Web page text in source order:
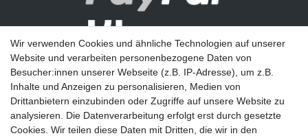
Newsletter
Wir verwenden Cookies und ähnliche Technologien auf unserer
Website und verarbeiten personenbezogene Daten von
Besucher:innen unserer Webseite (z.B. IP-Adresse), um z.B.
Inhalte und Anzeigen zu personalisieren, Medien von
Drittanbietern einzubinden oder Zugriffe auf unsere Website zu
analysieren. Die Datenverarbeitung erfolgt erst durch gesetzte
Cookies. Wir teilen diese Daten mit Dritten, die wir in den